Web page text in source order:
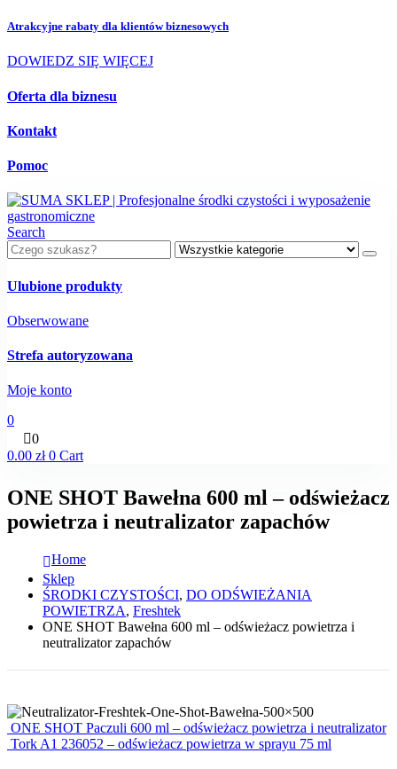
Atrakcyjne rabaty dla klientów biznesowych
DOWIEDZ SIĘ WIĘCEJ
Oferta dla biznesu
Kontakt
Pomoc
Search
Ulubione produkty
Obserwowane
Strefa autoryzowana
Moje konto
0
0
0.00 zł 0 Cart
ONE SHOT Bawełna 600 ml – odświeżacz
powietrza i neutralizator zapachów
Home
Sklep
ŚRODKI CZYSTOŚCI, DO ODŚWIEŻANIA
POWIETRZA, Freshtek
ONE SHOT Bawełna 600 ml – odświeżacz powietrza i
neutralizator zapachów
ONE SHOT Paczuli 600 ml – odświeżacz powietrza i neutralizator
Tork A1 236052 – odświeżacz powietrza w sprayu 75 ml